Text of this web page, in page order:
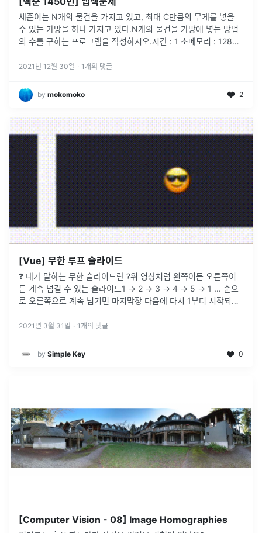
세준이는 N개의 물건을 가지고 있고, 최대 C만큼의 무게를 넣을
수 있는 가방을 하나 가지고 있다.N개의 물건을 가방에 넣는 방법
의 수를 구하는 프로그램을 작성하시오.시간 : 1 초메모리 : 128
수,...
2021년 12월 30일 · 1 개의 댓글
by mokomoko 2
[Vue] 무한 루프 슬라이드
❓ 내가 말하는 무한 슬라이드란 ?위 영상처럼 왼쪽이든 오른쪽이
든 계속 넘길 수 있는 슬라이드1 → 2 → 3 → 4 → 5 → 1 ... 순으
로 오른쪽으로 계속 넘기면 마지막장 다음에 다시 1부터 시작되어
...
2021년 3월 31일 · 1 개의 댓글
by Simple Key 0
[Computer Vision - 08] Image Homographies